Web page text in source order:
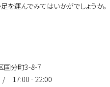
を運んでみてはいかがでしょうか。
国分町3-8-7
/ 17:00 - 22:00